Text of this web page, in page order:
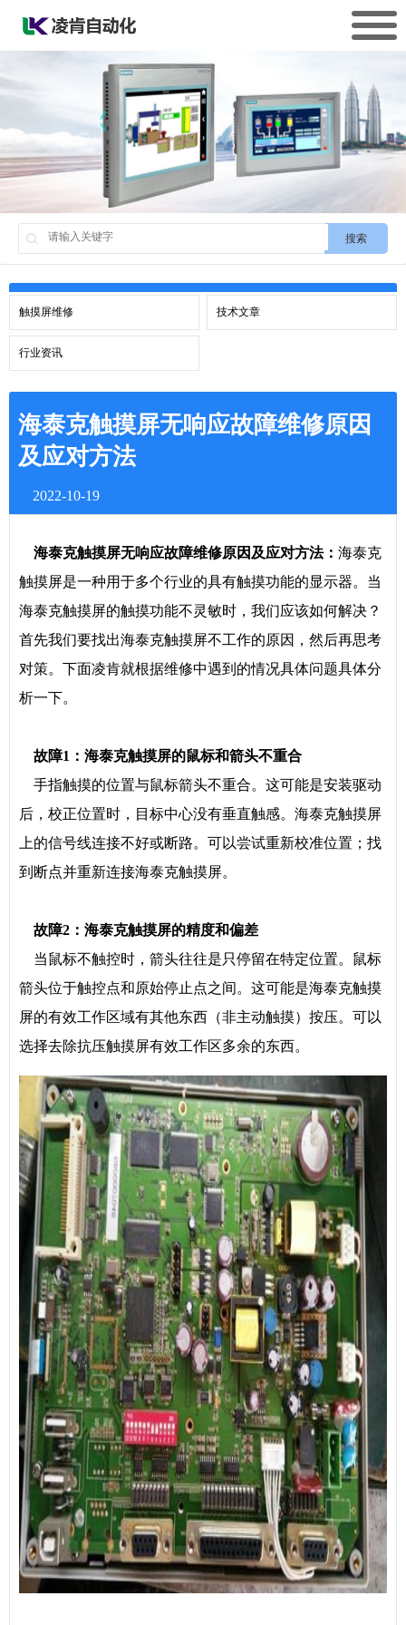
搜索
触摸屏维修 技术文章
行业资讯
海泰克触摸屏无响应故障维修原因
及应对方法
2022-10-19
海泰克触摸屏无响应故障维修原因及应对方法： 海泰克
触摸屏是一种用于多个行业的具有触摸功能的显示器。当
海泰克触摸屏的触摸功能不灵敏时，我们应该如何解决？
首先我们要找出海泰克触摸屏不工作的原因，然后再思考
对策。下面凌肯就根据维修中遇到的情况具体问题具体分
析一下。
故障1：海泰克触摸屏的鼠标和箭头不重合
手指触摸的位置与鼠标箭头不重合。这可能是安装驱动
后，校正位置时，目标中心没有垂直触感。海泰克触摸屏
上的信号线连接不好或断路。可以尝试重新校准位置；找
到断点并重新连接海泰克触摸屏。
故障2：海泰克触摸屏的精度和偏差
当鼠标不触控时，箭头往往是只停留在特定位置。鼠标
箭头位于触控点和原始停止点之间。这可能是海泰克触摸
屏的有效工作区域有其他东西（非主动触摸）按压。可以
选择去除抗压触摸屏有效工作区多余的东西。